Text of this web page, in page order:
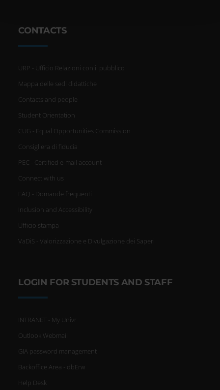
raccolto dal tuo utilizzo dei loro servizi.
CONTACTS
URP - Ufficio Relazioni con il pubblico
Mappa delle sedi didattiche
Contacts and people
Student Orientation
CUG - Equal Opportunities Commission
Consigliera di fiducia
PEC - Certified e-mail account
Connect with us
FAQ - Domande frequenti
Inclusion and Accessibility
Ufficio stampa
VaDiS - Valorizzazione e Divulgazione dei Saperi
LOGIN FOR STUDENTS AND STAFF
INTRANET - My Univr
Outlook Webmail
GIA password management
Backoffice Area - dbErw
Help Desk